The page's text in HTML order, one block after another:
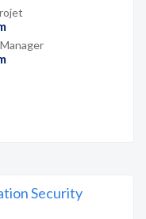
Security